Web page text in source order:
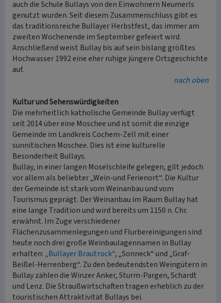
auch die Schule Bullays von den Einwohnern Neumerls
genutzt wurden. Seit diesem Zusammenschluss gibt es
das traditionsreiche Bullayer Herbstfest, das immer am
zweiten Wochenende im September gefeiert wird.
Anschließend weist Bullay bis auf sein bislang größtes
Hochwasser 1992 eine eher ruhige jüngere Ortsgeschichte
auf.
nach oben
Kultur und Sehenswürdigkeiten
Die mehrheitlich katholische Gemeinde Bullay verfügt
seit 2014 über eine Moschee und ist somit die einzige
Gemeinde im Landkreis Cochem-Zell mit einer
sunnitischen Moschee. Dies ist eine kulturelle
Besonderheit Bullays.
Bullay, in einer langen Moselschleife gelegen, gilt jedoch
vor allem als beliebter „Wein-und Ferienort“. Die Kultur
der Gemeinde ist stark vom Weinanbau und vom
Tourismus geprägt. Der Weinanbau im Raum Bullay hat
eine lange Tradition und wird bereits um 1150 n. Chr.
erwähnt. Im Zuge verschiedener
Flächenzusammenlegungen und Flurbereinigungen sind
heute noch drei große Weinbaulagennamen in Bullay
erhalten: „Bullayer Brautrock“, „Sonneck“ und „Graf-
Beißel-Herrenberg“. Zu den bedeutendsten Weingütern in
Bullay zählen die Winzer Anker, Sturm-Pargen, Schardt
und Lenz. Die Straußwirtschaften tragen erheblich zu der
touristischen Attraktivität Bullays bei.